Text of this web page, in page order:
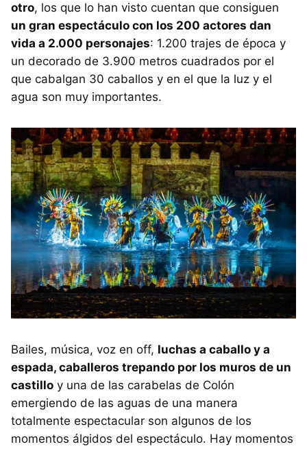
otro, los que lo han visto cuentan que consiguen
un gran espectáculo con los 200 actores dan
vida a 2.000 personajes: 1.200 trajes de época y
un decorado de 3.900 metros cuadrados por el
que cabalgan 30 caballos y en el que la luz y el
agua son muy importantes.
Bailes, música, voz en off, luchas a caballo y a
espada, caballeros trepando por los muros de un
castillo y una de las carabelas de Colón
emergiendo de las aguas de una manera
totalmente espectacular son algunos de los
momentos álgidos del espectáculo. Hay momentos